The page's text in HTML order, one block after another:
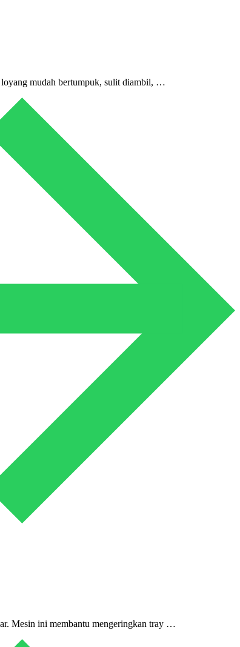
loyang mudah bertumpuk, sulit diambil, …
Mesin ini membantu mengeringkan tray …